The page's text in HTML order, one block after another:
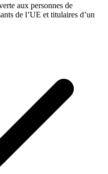
aux personnes de
de l’UE et titulaires d’un